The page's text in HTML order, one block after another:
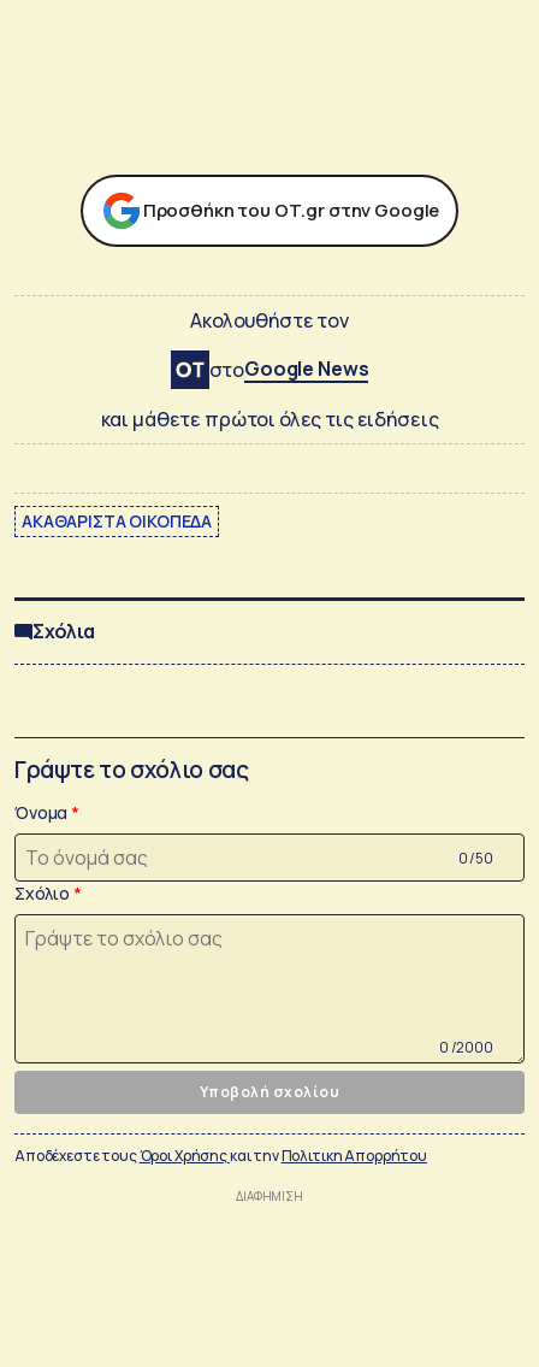
Προσθήκη του ΟΤ.gr στην Google
Ακολουθήστε τον
στοGoogle News
και μάθετε πρώτοι όλες τις ειδήσεις
ΑΚΑΘΑΡΙΣΤΑ ΟΙΚΟΠΕΔΑ
Σχόλια
Γράψτε το σχόλιο σας
Όνομα
0 /50
Σχόλιο
0 /2000
Υποβολή σχολίου
Αποδέχεστε τουςΌροι Χρήσηςκαι τηνΠολιτικη Απορρήτου